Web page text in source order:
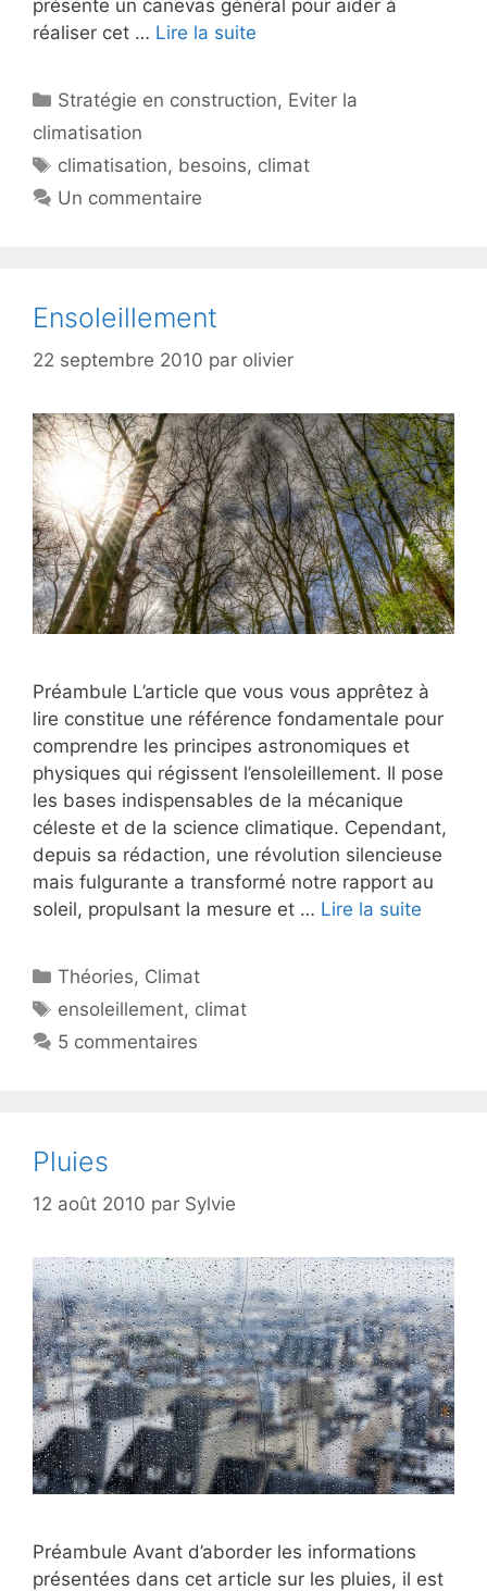
présente un canevas général pour aider à
réaliser cet … Lire la suite
Catégories
Stratégie en construction, Eviter la
climatisation
Étiquettes
climatisation, besoins, climat
Un commentaire
Ensoleillement
22 septembre 2010 par olivier
Préambule L’article que vous vous apprêtez à
lire constitue une référence fondamentale pour
comprendre les principes astronomiques et
physiques qui régissent l’ensoleillement. Il pose
les bases indispensables de la mécanique
céleste et de la science climatique. Cependant,
depuis sa rédaction, une révolution silencieuse
mais fulgurante a transformé notre rapport au
soleil, propulsant la mesure et … Lire la suite
Catégories
Théories, Climat
Étiquettes
ensoleillement, climat
5 commentaires
Pluies
12 août 2010 par Sylvie
Préambule Avant d’aborder les informations
présentées dans cet article sur les pluies, il est